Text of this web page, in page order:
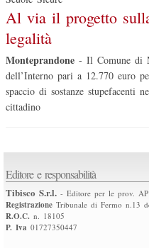
Al via il progetto
legalità
Monteprandone - Il Comune di
dell’Interno pari a 12.770 euro
spaccio di sostanze stupefacenti
cittadino
Editore e responsabilità
Tibisco S.r.l. - Editore per le prov.
Registrazione Tribunale di Fermo n.13
R.O.C. n. 18105
P. Iva 01727350447